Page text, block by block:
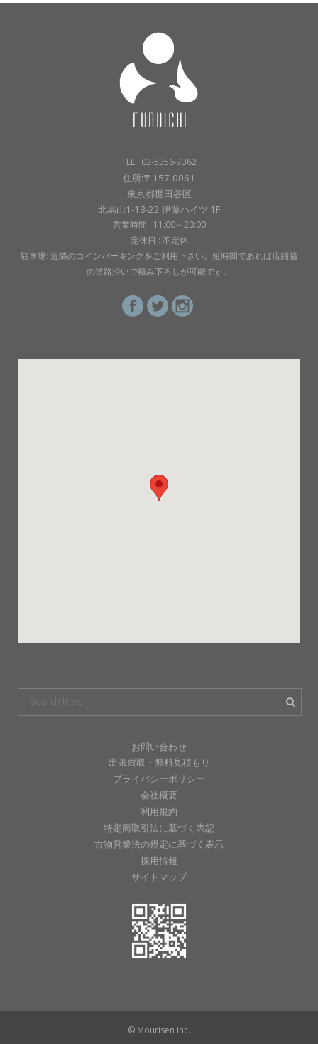
TEL : 03-5356-7362
住所:〒157-0061
東京都世田谷区
北烏山1-13-22 伊藤ハイツ 1F
営業時間 : 11:00～20:00
定休日 : 不定休
駐車場: 近隣のコインパーキングをご利用下さい。短時間であれば店鋪脇
の道路沿いで積み下ろしが可能です。
お問い合わせ
出張買取・無料見積もり
プライバシーポリシー
会社概要
利用規約
特定商取引法に基づく表記
古物営業法の規定に基づく表示
採用情報
サイトマップ
© Mourisen Inc.